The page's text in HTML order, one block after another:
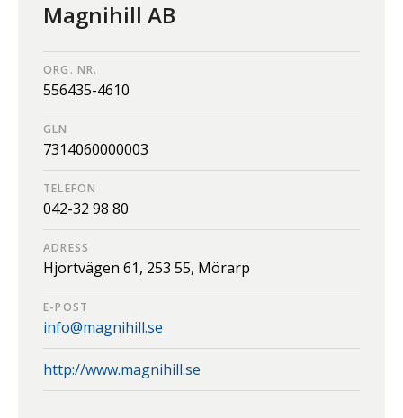
Magnihill AB
ORG. NR.
556435-4610
GLN
7314060000003
TELEFON
042-32 98 80
ADRESS
Hjortvägen 61, 253 55, Mörarp
E-POST
info@magnihill.se
http://www.magnihill.se